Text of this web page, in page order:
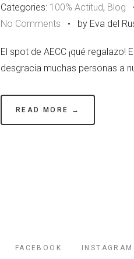
Categories: 100% Actitud, Blog
No Comments • by Eva del
El spot de AECC ¡qué
desgracia muchas personas a
READ MORE →
FACEBOOK INSTAGRAM